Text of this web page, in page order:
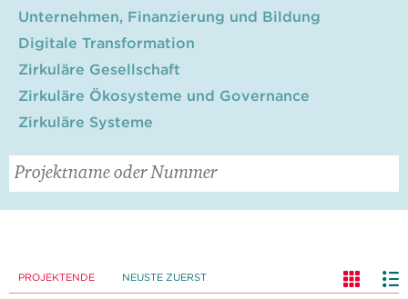
Unternehmen, Finanzierung und Bildung
Digitale Transformation
Zirkuläre Gesellschaft
Zirkuläre Ökosysteme und Governance
Zirkuläre Systeme
PROJEKTENDE NEUSTE ZUERST